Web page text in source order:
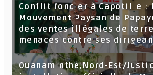
Conflit foncier à Capotille :
Mouvement Paysan de
des ventes illégales de
menaces contre ses
Ouanaminthe,Nord-Est/